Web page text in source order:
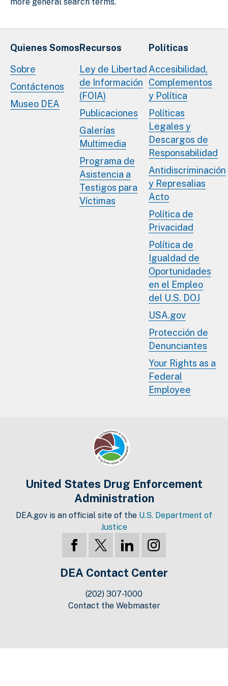
Quienes Somos
Sobre
Contáctenos
Museo DEA
Recursos
Ley de Libertad
de Información
(FOIA)
Publicaciones
Galerías
Multimedia
Programa de
Asistencia a
Testigos para
Víctimas
Políticas
Accesibilidad,
Complementos
y Política
Políticas
Legales y
Descargos de
Responsabilidad
Antidiscriminación
y Represalias
Acto
Política de
Privacidad
Política de
Igualdad de
Oportunidades
en el Empleo
del U.S. DOJ
USA.gov
Protección de
Denunciantes
Your Rights as a
Federal
Employee
United States Drug Enforcement
Administration
DEA.gov is an official site of the U.S. Department of
Justice
DEA Contact Center
(202) 307-1000
Contact the Webmaster